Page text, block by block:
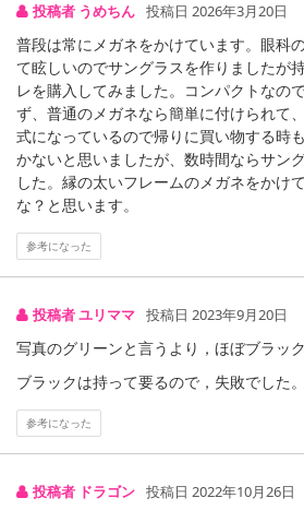
投稿者 うめちん 投稿日 2026年3月20日
普段は常にメガネをかけています。眼科
て眩しいのでサングラスを作りましたが
レを購入してみました。コンパクトなの
ず、普通のメガネなら簡単に付けられて
式になっているので帰りに買い物する時
かないと思いましたが、数時間ならサン
した。縁の太いフレームのメガネをかけ
な？と思います。
参考になった
投稿者 ユリママ 投稿日 2023年9月20日
写真のグリーンと言うより，ほぼブラック
ブラックは持って要るので，失敗でした。
参考になった
投稿者 ドラゴン 投稿日 2022年10月26日